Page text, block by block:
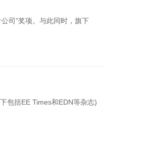
司”奖项。与此同时，旗下